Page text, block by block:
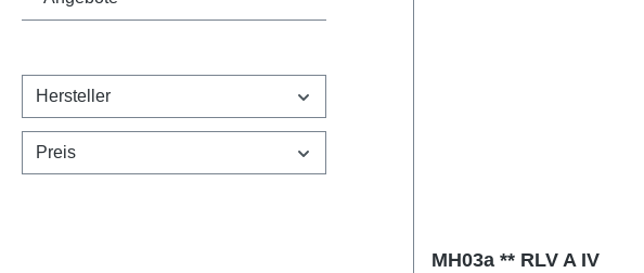
Hersteller
Preis
MH03a ** RLV A IV